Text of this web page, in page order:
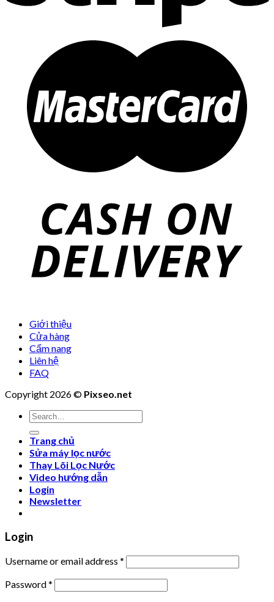
Giới thiệu
Cửa hàng
Cẩm nang
Liên hệ
FAQ
Copyright 2026 © Pixseo.net
Search
for:
Trang chủ
Sửa máy lọc nước
Thay Lõi Lọc Nước
Video hướng dẫn
Login
Newsletter
Login
Username or email address *
Password*